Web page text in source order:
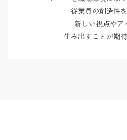
従業員の創造性を
新しい視点やア
生み出すことが期